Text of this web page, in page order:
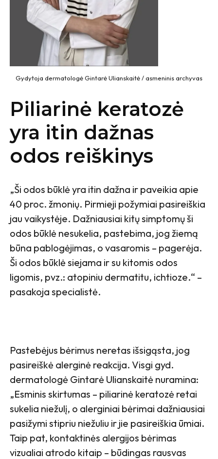
Gydytoja dermatologė Gintarė Ulianskaitė / asmeninis archyvas
Piliarinė keratozė
yra itin dažnas
odos reiškinys
„Ši odos būklė yra itin dažna ir paveikia apie
40 proc. žmonių. Pirmieji požymiai pasireiškia
jau vaikystėje. Dažniausiai kitų simptomų ši
odos būklė nesukelia, pastebima, jog žiemą
būna pablogėjimas, o vasaromis – pagerėja.
Ši odos būklė siejama ir su kitomis odos
ligomis, pvz.: atopiniu dermatitu, ichtioze.“ –
pasakoja specialistė.
Pastebėjus bėrimus neretas išsigąsta, jog
pasireiškė alerginė reakcija. Visgi gyd.
dermatologė Gintarė Ulianskaitė nuramina:
„Esminis skirtumas – piliarinė keratozė retai
sukelia niežulį, o alerginiai bėrimai dažniausiai
pasižymi stipriu niežuliu ir jie pasireiškia ūmiai.
Taip pat, kontaktinės alergijos bėrimas
vizualiai atrodo kitaip – būdingas rausvas